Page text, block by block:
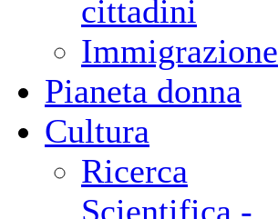
cittadini
Immigrazione
Pianeta donna
Cultura
Ricerca
Scientifica -